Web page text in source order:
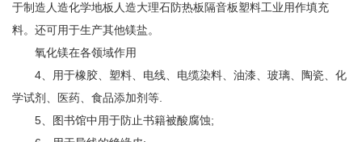
于制造人造化学地板人造大理石防热板隔音板塑料工业用作填充
料。还可用于生产其他镁盐。
氧化镁在各领域作用
4、用于橡胶、塑料、电线、电缆染料、油漆、玻璃、陶瓷、化
学试剂、医药、食品添加剂等.
5、图书馆中用于防止书籍被酸腐蚀;